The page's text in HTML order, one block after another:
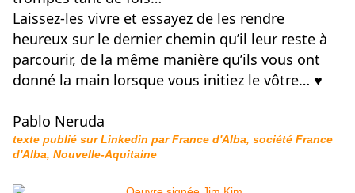
Laissez-les vivre et essayez de les rendre
heureux sur le dernier chemin qu’il leur reste à
parcourir, de la même manière qu’ils vous ont
donné la main lorsque vous initiez le vôtre… ♥️
Pablo Neruda
texte publié sur Linkedin par France d'Alba, société France
d'Alba, Nouvelle-Aquitaine